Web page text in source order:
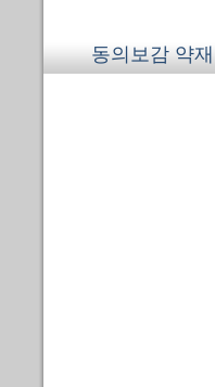
동의보감 약재